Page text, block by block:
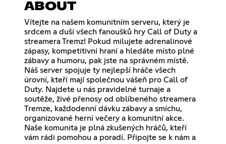
ABOUT
Vítejte na našem komunitním serveru, který je
srdcem a duší všech fanoušků hry Call of Duty a
streamera Tremz! Pokud milujete adrenalinové
zápasy, kompetitivní hraní a hledáte místo plné
zábavy a humoru, pak jste na správném místě.
Náš server spojuje ty nejlepší hráče všech
úrovní, kteří mají společnou vášeň pro Call of
Duty. Najdete u nás pravidelné turnaje a
soutěže, živé přenosy od oblíbeného streamera
Tremze, každodenní dávku zábavy a smíchu,
organizované herní večery a komunitní akce.
Naše komunita je plná zkušených hráčů, kteří
vám rádi pomohou a poradí. Připojte se k nám a